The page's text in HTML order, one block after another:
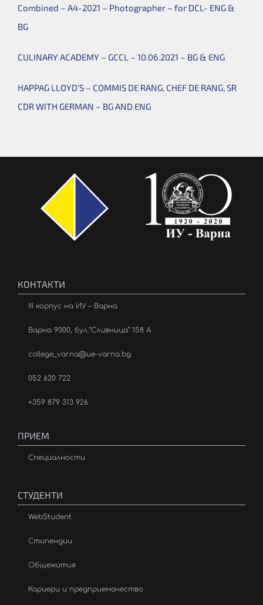
Combined – A4-2021 – Photographer – for DCL- ENG &
BG
CULINARY ACADEMY – GCCL – 10.06.2021 – BG & ENG
HAPPAG LLOYD’S – COMMIS DE RANG, CHEF DE RANG, SR
CDR WITH GERMAN – BG AND ENG
КОНТАКТИ
III корпус на ИУ – Варна
Варна 9000, бул.”Сливница” 158 А
college_varna@ue-varna.bg
052 620 722
+359 879 313 926
ПРИЕМ
Специалности
СТУДЕНТИ
WebStudent
Стипендии
Общежития
Кариери и предприемачество